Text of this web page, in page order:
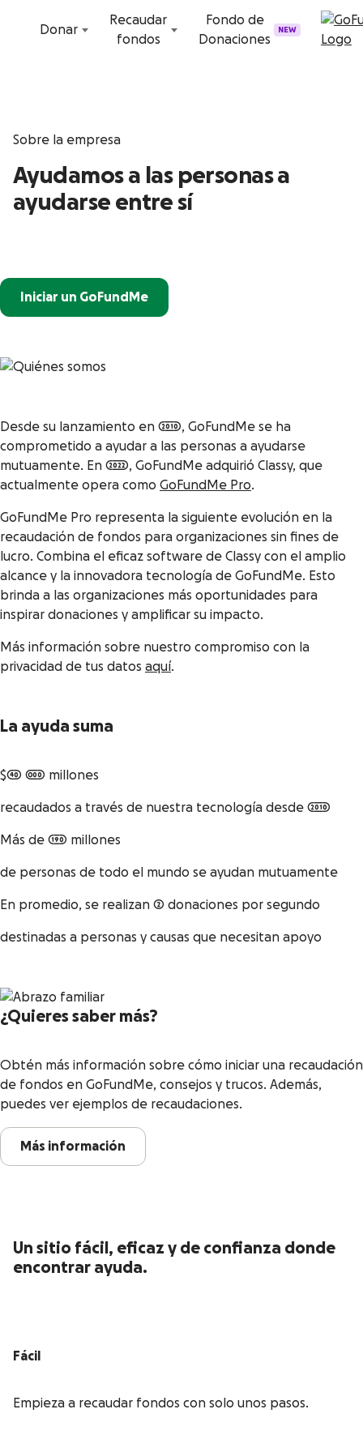
Donar
Recaudar
fondos
Fondo de
Donaciones
NEW
Sobre la empresa
Ayudamos a las personas a
ayudarse entre sí
Iniciar un GoFundMe
Desde su lanzamiento en 2010, GoFundMe se ha
comprometido a ayudar a las personas a ayudarse
mutuamente. En 2022, GoFundMe adquirió Classy, que
actualmente opera como GoFundMe Pro.
GoFundMe Pro representa la siguiente evolución en la
recaudación de fondos para organizaciones sin fines de
lucro. Combina el eficaz software de Classy con el amplio
alcance y la innovadora tecnología de GoFundMe. Esto
brinda a las organizaciones más oportunidades para
inspirar donaciones y amplificar su impacto.
Más información sobre nuestro compromiso con la
privacidad de tus datos aquí.
La ayuda suma
$40 000 millones
recaudados a través de nuestra tecnología desde 2010
Más de 190 millones
de personas de todo el mundo se ayudan mutuamente
En promedio, se realizan 2 donaciones por segundo
destinadas a personas y causas que necesitan apoyo
¿Quieres saber más?
Obtén más información sobre cómo iniciar una recaudación
de fondos en GoFundMe, consejos y trucos. Además,
puedes ver ejemplos de recaudaciones.
Más información
Un sitio fácil, eficaz y de confianza donde
encontrar ayuda.
Fácil
Empieza a recaudar fondos con solo unos pasos.